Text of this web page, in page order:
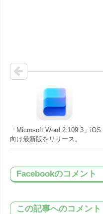
「Microsoft Word 2.109.3」iOS
向け最新版をリリース。
Facebookのコメント
この記事へのコメント